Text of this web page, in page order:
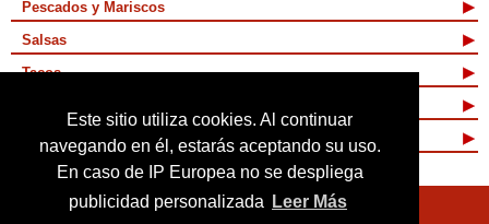
Este sitio utiliza cookies. Al continuar
navegando en él, estarás aceptando su uso.
En caso de IP Europea no se despliega
publicidad personalizada
Leer Más
Pescados y Mariscos
Salsas
Tacos
Vegetarianas